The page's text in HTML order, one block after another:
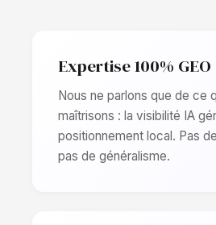
Expertise 100% GEO
Nous ne parlons que de ce
maîtrisons : la visibilité IA
positionnement local. Pas
pas de généralisme.